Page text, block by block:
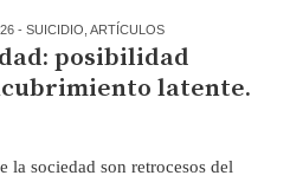
- SUICIDIO ARTÍCULOS
posibilidad
latente.
la sociedad son retrocesos del